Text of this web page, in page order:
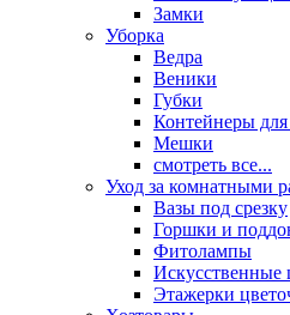
Замки
Уборка
Ведра
Веники
Губки
Контейнеры для
Мешки
смотреть все...
Уход за комнатными
Вазы под срезку
Горшки и
Фитолампы
Искусственные
Этажерки